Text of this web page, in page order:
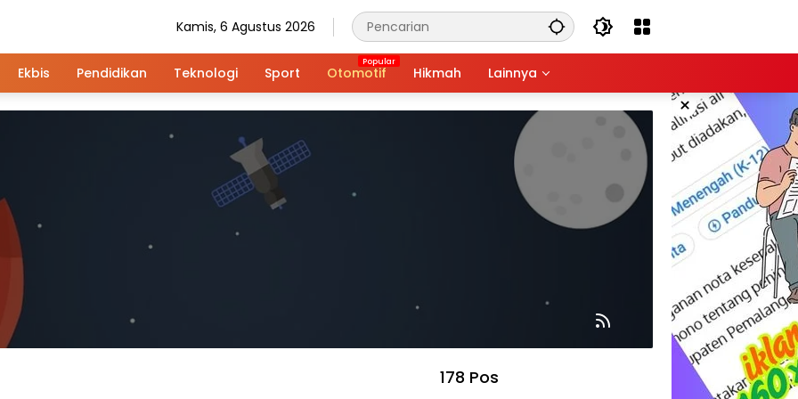
Kamis, 6 Agustus 2026
Ekbis Pendidikan Teknologi Sport Otomotif Hikmah Lainnya
×
178 Pos